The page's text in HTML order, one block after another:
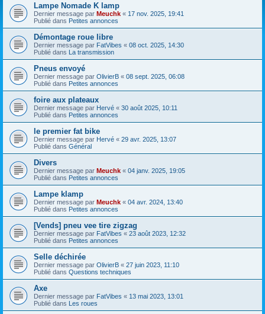
Lampe Nomade K lamp
Dernier message par Meuchk « 17 nov. 2025, 19:41
Publié dans Petites annonces
Démontage roue libre
Dernier message par FatVibes « 08 oct. 2025, 14:30
Publié dans La transmission
Pneus envoyé
Dernier message par OlivierB « 08 sept. 2025, 06:08
Publié dans Petites annonces
foire aux plateaux
Dernier message par Hervé « 30 août 2025, 10:11
Publié dans Petites annonces
le premier fat bike
Dernier message par Hervé « 29 avr. 2025, 13:07
Publié dans Général
Divers
Dernier message par Meuchk « 04 janv. 2025, 19:05
Publié dans Petites annonces
Lampe klamp
Dernier message par Meuchk « 04 avr. 2024, 13:40
Publié dans Petites annonces
[Vends] pneu vee tire zigzag
Dernier message par FatVibes « 23 août 2023, 12:32
Publié dans Petites annonces
Selle déchirée
Dernier message par OlivierB « 27 juin 2023, 11:10
Publié dans Questions techniques
Axe
Dernier message par FatVibes « 13 mai 2023, 13:01
Publié dans Les roues